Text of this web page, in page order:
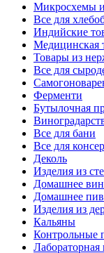
Микросхемы
Все для
Индийские
Медицинская
Товары из
Все для
Ферменти
Бутылочная
Все для бани
Все для
Деколь
Изделия из
Домашнее
Домашнее
Изделия из
Кальяны
Контрольные
Лабораторная